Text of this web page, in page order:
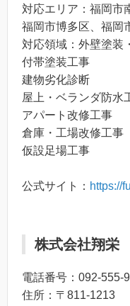
対応エリア：福岡市
福岡市博多区、福岡
対応領域：外壁塗装
付帯塗装工事
建物劣化診断
屋上・ベランダ防水
アパート改修工事
倉庫・工場改修工事
仮設足場工事
公式サイト： https://
株式会社翔栄
電話番号：092-555-
住所：〒811-1213